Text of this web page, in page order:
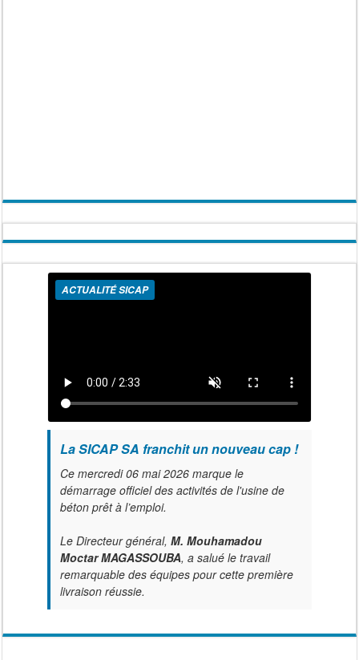
ACTUALITÉ SICAP
La SICAP SA franchit un nouveau cap !
Ce mercredi 06 mai 2026 marque le
démarrage officiel des activités de l'usine de
béton prêt à l’emploi.
Le Directeur général, M. Mouhamadou
Moctar MAGASSOUBA, a salué le travail
remarquable des équipes pour cette première
livraison réussie.